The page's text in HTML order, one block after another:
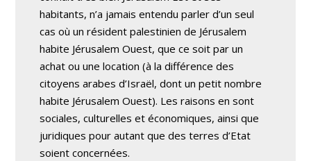
habitants, n’a jamais entendu parler d’un seul
cas où un résident palestinien de Jérusalem
habite Jérusalem Ouest, que ce soit par un
achat ou une location (à la différence des
citoyens arabes d’Israël, dont un petit nombre
habite Jérusalem Ouest). Les raisons en sont
sociales, culturelles et économiques, ainsi que
juridiques pour autant que des terres d’Etat
soient concernées.